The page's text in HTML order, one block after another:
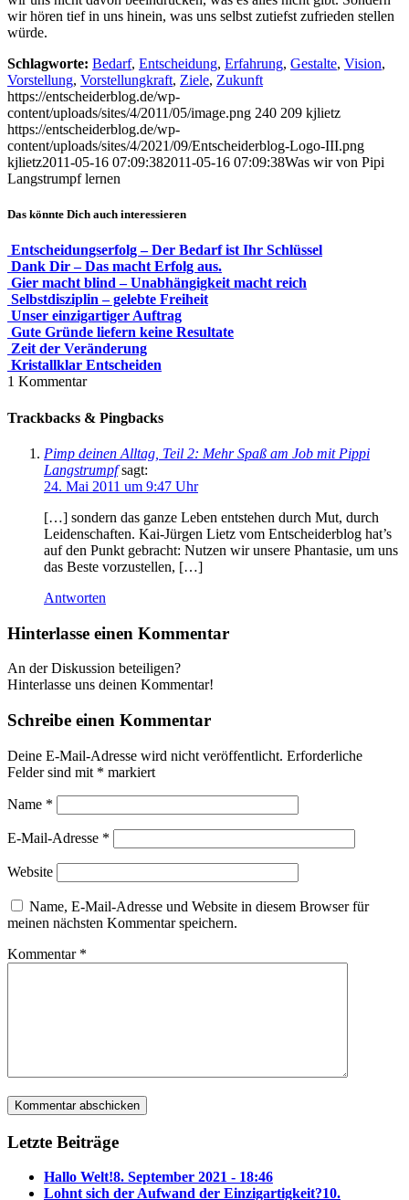
wir hö­ren tief in uns hinein, was uns selbst zutiefst zufrieden stellen
würde.
Schlagworte: Bedarf, Entscheidung, Erfahrung, Gestalte, Vision,
Vorstellung, Vorstellungkraft, Ziele, Zukunft
https://entscheiderblog.de/wp-
content/uploads/sites/4/2011/05/image.png 240 209 kjlietz
https://entscheiderblog.de/wp-
content/uploads/sites/4/2021/09/Entscheiderblog-Logo-III.png
kjlietz2011-05-16 07:09:382011-05-16 07:09:38Was wir von Pipi
Langstrumpf lernen
Das könnte Dich auch interessieren
Entscheidungserfolg – Der Bedarf ist Ihr Schlüssel
Dank Dir – Das macht Erfolg aus.
Gier macht blind – Unabhängigkeit macht reich
Selbstdisziplin – gelebte Freiheit
Unser einzigartiger Auftrag
Gute Gründe liefern keine Resultate
Zeit der Veränderung
Kristallklar Entscheiden
1 Kommentar
Trackbacks & Pingbacks
Pimp deinen Alltag, Teil 2: Mehr Spaß am Job mit Pippi
Langstrumpf sagt:
24. Mai 2011 um 9:47 Uhr
[…] sondern das ganze Leben entstehen durch Mut, durch
Leidenschaften. Kai-Jürgen Lietz vom Entscheiderblog hat’s
auf den Punkt gebracht: Nutzen wir unsere Phantasie, um uns
das Beste vorzustellen, […]
Antworten
Hinterlasse einen Kommentar
An der Diskussion beteiligen?
Hinterlasse uns deinen Kommentar!
Schreibe einen Kommentar
Deine E-Mail-Adresse wird nicht veröffentlicht. Erforderliche
Felder sind mit * markiert
Name *
E-Mail-Adresse *
Website
Name, E-Mail-Adresse und Website in diesem Browser für
meinen nächsten Kommentar speichern.
Kommentar *
Letzte Beiträge
Hallo Welt!8. September 2021 - 18:46
Lohnt sich der Aufwand der Einzigartigkeit?10.